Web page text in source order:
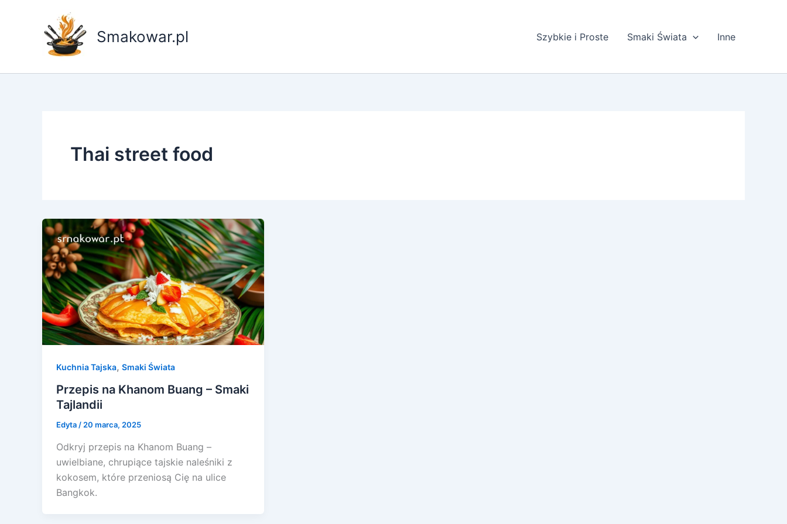
Smakowar.pl Szybkie i Proste Smaki Świata Inne
Thai street food
Kuchnia Tajska, Smaki Świata
Przepis na Khanom Buang – Smaki
Tajlandii
Edyta / 20 marca, 2025
Odkryj przepis na Khanom Buang –
uwielbiane, chrupiące tajskie naleśniki z
kokosem, które przeniosą Cię na ulice
Bangkok.